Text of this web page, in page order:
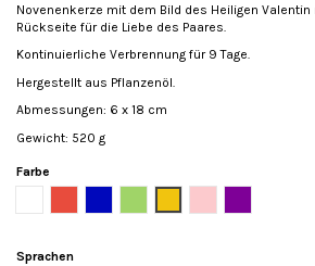
Novenenkerze mit dem Bild des Heiligen
Rückseite für die Liebe des Paares.
Kontinuierliche Verbrennung für 9 Tage.
Hergestellt aus Pflanzenöl.
Abmessungen: 6 x 18 cm
Gewicht: 520 g
Farbe
Sprachen